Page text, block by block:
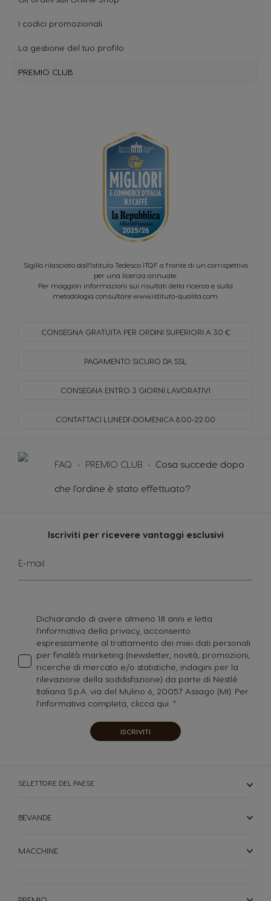
I codici promozionali
La gestione del tuo profilo
PREMIO CLUB
Sigillo rilasciato dall’Istituto Tedesco ITQF a fronte di un corrispettivo
per una licenza annuale.
Per maggiori informazioni sui risultati della ricerca e sulla
metodologia consultare www.istituto-qualita.com
CONSEGNA GRATUITA PER ORDINI SUPERIORI A 30 €
PAGAMENTO SICURO DA SSL
CONSEGNA ENTRO 3 GIORNI LAVORATIVI
CONTATTACI LUNEDI'-DOMENICA 8:00-22.00
FAQ PREMIO CLUB Cosa succede dopo
che l’ordine è stato effettuato?
Iscriviti per ricevere vantaggi esclusivi
Iscriviti
alla
nostra
E-mail
Dichiarando di avere almeno 18 anni e letta
l'informativa della privacy, acconsento
espressamente al trattamento dei miei dati personali
per finalità marketing (newsletter, novità, promozioni,
ricerche di mercato e/o statistiche, indagini per la
rilevazione della soddisfazione) da parte di Nestlé
Italiana S.p.A. via del Mulino 6, 20057 Assago (MI). Per
l'informativa completa, clicca qui.
ISCRIVITI
SELETTORE DEL PAESE
BEVANDE
MACCHINE